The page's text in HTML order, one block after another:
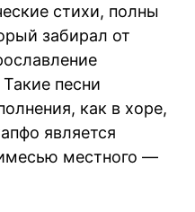
стихи, полны
забирал от
песни
как в хоре,
является
местного —